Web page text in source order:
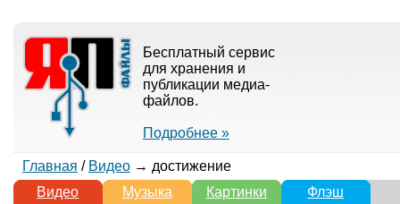
Бесплатный сервис
для хранения и
публикации медиа-
файлов.
Подробнее »
Главная / Видео→ достижение
Видео
Музыка Картинки
Флэш